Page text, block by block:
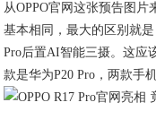
从OPPO官网这张预告图片
基本相同，最大的区别就是
Pro后置AI智能三摄。这应
款是华为P20 Pro，两款手